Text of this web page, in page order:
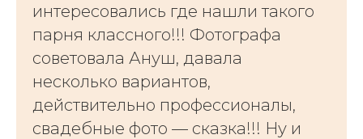
интересовались где нашли такого
парня классного!!! Фотографа
советовала Ануш, давала
несколько вариантов,
действительно профессионалы,
свадебные фото — сказка!!! Ну и